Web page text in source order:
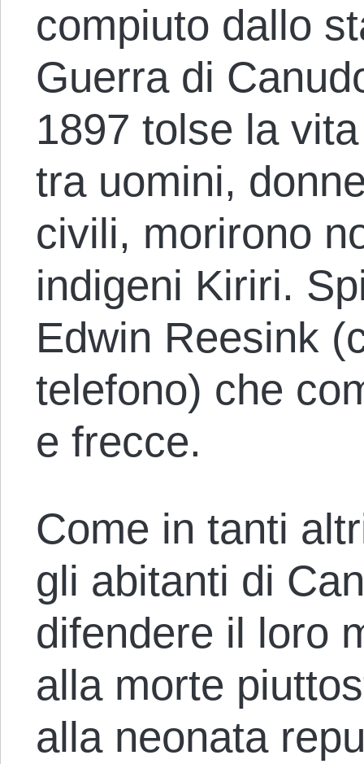
compiuto dallo
Guerra di
1897 tolse la
tra uomini,
civili, morirono
indigeni Kiriri.
Edwin Reesink
telefono) che
e frecce.
Come in tanti
gli abitanti di
difendere il loro
alla morte
alla neonata